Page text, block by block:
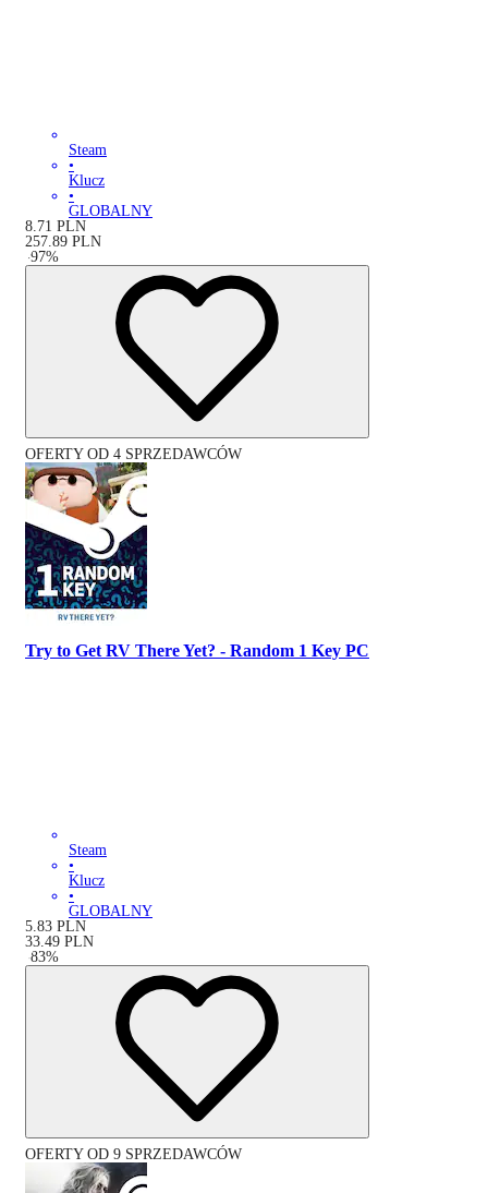
Steam
•
Klucz
•
GLOBALNY
8.71 PLN
257.89 PLN
-97%
OFERTY OD 4 SPRZEDAWCÓW
Try to Get RV There Yet? - Random 1 Key PC
Steam
•
Klucz
•
GLOBALNY
5.83 PLN
33.49 PLN
-83%
OFERTY OD 9 SPRZEDAWCÓW